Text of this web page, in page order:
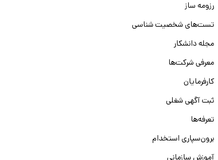
رزومه ساز
تست‌های شخصیت شناسی
مجله دانشکار
معرفی شرکت‌ها
کارفرمایان
ثبت آگهی شغلی
تعرفه‌ها
برون‌سپاری استخدام